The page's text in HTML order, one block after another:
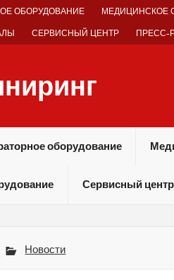
ОБОРУДОВАНИЕ МЕДИЦИНСКОЕ
СЕРВИСНЫЙ ЦЕНТР ПРЕСС-
оборудование
Сервисный центр
Новости